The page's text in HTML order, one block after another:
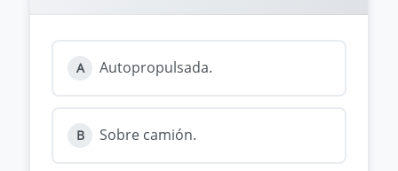
A Autopropulsada.
B Sobre camión.